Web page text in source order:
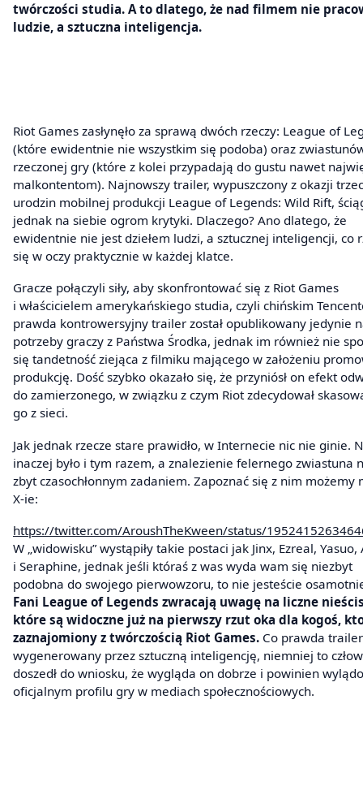
twórczości studia. A to dlatego, że nad filmem nie
ludzie, a sztuczna inteligencja.
Riot Games zasłynęło za sprawą dwóch rzeczy: League of
(które ewidentnie nie wszystkim się podoba) oraz
rzeczonej gry (które z kolei przypadają do gustu nawet
malkontentom). Najnowszy trailer, wypuszczony z okazji
urodzin mobilnej produkcji League of Legends: Wild Rift,
jednak na siebie ogrom krytyki. Dlaczego? Ano dlatego, że
ewidentnie nie jest dziełem ludzi, a sztucznej inteligencji, co
się w oczy praktycznie w każdej klatce.
Gracze połączyli siły, aby skonfrontować się z Riot Games
i właścicielem amerykańskiego studia, czyli chińskim
prawda kontrowersyjny trailer został opublikowany jedynie
potrzeby graczy z Państwa Środka, jednak im również nie
się tandetność ziejąca z filmiku mającego w założeniu
produkcję. Dość szybko okazało się, że przyniósł on efekt
do zamierzonego, w związku z czym Riot zdecydował
go z sieci.
Jak jednak rzecze stare prawidło, w Internecie nic nie ginie.
inaczej było i tym razem, a znalezienie felernego zwiastuna
zbyt czasochłonnym zadaniem. Zapoznać się z nim możemy
X-ie:
https://twitter.com/AroushTheKween/status/
W „widowisku” wystąpiły takie postaci jak Jinx, Ezreal,
i Seraphine, jednak jeśli któraś z was wyda wam się niezbyt
podobna do swojego pierwowzoru, to nie jesteście
Fani League of Legends zwracają uwagę na liczne
które są widoczne już na pierwszy rzut oka dla kogoś,
zaznajomiony z twórczością Riot Games. Co prawda trailer
wygenerowany przez sztuczną inteligencję, niemniej to
doszedł do wniosku, że wygląda on dobrze i powinien
oficjalnym profilu gry w mediach społecznościowych.